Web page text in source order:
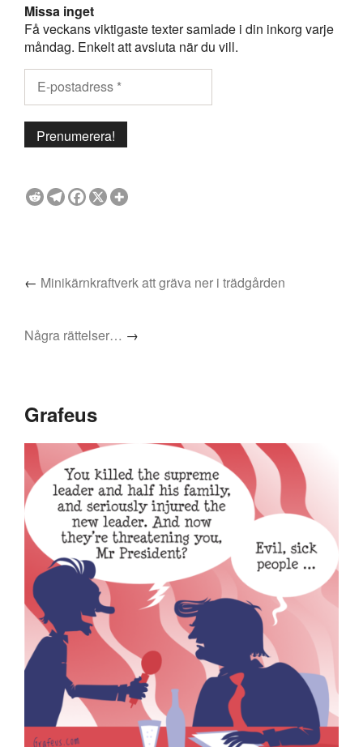
Missa inget
Få veckans viktigaste texter samlade i din inkorg varje
måndag. Enkelt att avsluta när du vill.
← Minikärnkraftverk att gräva ner i trädgården
Några rättelser… →
Grafeus